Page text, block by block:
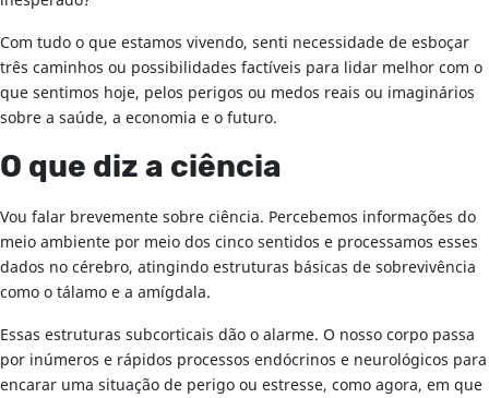
Com tudo o que estamos vivendo, senti necessidade de esboçar
três caminhos ou possibilidades factíveis para lidar melhor com o
que sentimos hoje, pelos perigos ou medos reais ou imaginários
sobre a saúde, a economia e o futuro.
O que diz a ciência
Vou falar brevemente sobre ciência. Percebemos informações do
meio ambiente por meio dos cinco sentidos e processamos esses
dados no cérebro, atingindo estruturas básicas de sobrevivência
como o tálamo e a amígdala.
Essas estruturas subcorticais dão o alarme. O nosso corpo passa
por inúmeros e rápidos processos endócrinos e neurológicos para
encarar uma situação de perigo ou estresse, como agora, em que